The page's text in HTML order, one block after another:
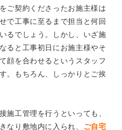
ご契約くださったお施主様は
で工事に至るまで担当と何回
るでしょう。しかし、いざ施
ると工事初日にお施主様やそ
顔を合わせるというスタッフ
。もちろん、しっかりとご挨
施工管理を行うといっても、
なり敷地内に入られ、 ご自宅